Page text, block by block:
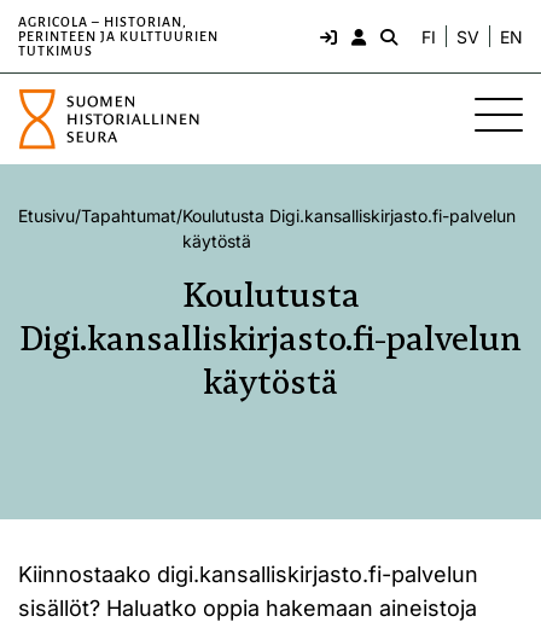
AGRICOLA – HISTORIAN,
PERINTEEN JA KULTTUURIEN
TUTKIMUS
FI SV EN
Etusivu/Tapahtumat/Koulutusta Digi.kansalliskirjasto.fi-palvelun
käytöstä
Koulutusta
Digi.kansalliskirjasto.fi-palvelun
käytöstä
Kiinnostaako digi.kansalliskirjasto.fi-palvelun
sisällöt? Haluatko oppia hakemaan aineistoja